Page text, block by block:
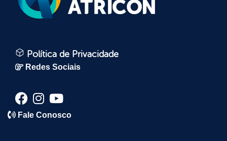
Política de Privacidade
Redes Sociais
Fale Conosco